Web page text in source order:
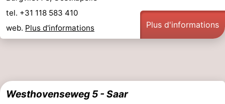
tel. +31 118 583 410
web. Plus d'informations Plus d'informations
Westhovenseweg 5 - Saar